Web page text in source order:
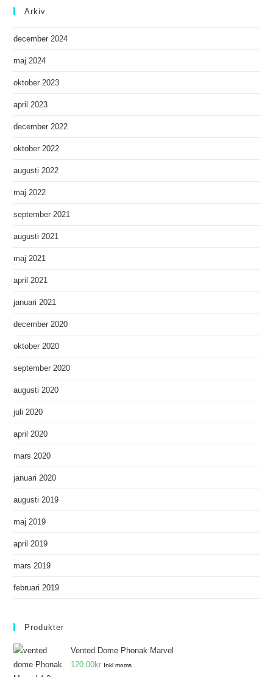
Arkiv
december 2024
maj 2024
oktober 2023
april 2023
december 2022
oktober 2022
augusti 2022
maj 2022
september 2021
augusti 2021
maj 2021
april 2021
januari 2021
december 2020
oktober 2020
september 2020
augusti 2020
juli 2020
april 2020
mars 2020
januari 2020
augusti 2019
maj 2019
april 2019
mars 2019
februari 2019
Produkter
Vented Dome Phonak Marvel
120.00kr Inkl moms